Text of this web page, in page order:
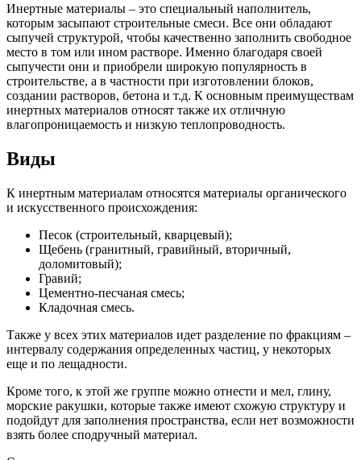
Инертные материалы – это специальный наполнитель,
которым засыпают строительные смеси. Все они обладают
сыпучей структурой, чтобы качественно заполнить свободное
место в том или ином растворе. Именно благодаря своей
сыпучести они и приобрели широкую популярность в
строительстве, а в частности при изготовлении блоков,
создании растворов, бетона и т.д. К основным преимуществам
инертных материалов относят также их отличную
влагопроницаемость и низкую теплопроводность.
Виды
К инертным материалам относятся материалы органического
и искусственного происхождения:
Песок (строительный, кварцевый);
Щебень (гранитный, гравийный, вторичный,
доломитовый);
Гравий;
Цементно-песчаная смесь;
Кладочная смесь.
Также у всех этих материалов идет разделение по фракциям –
интервалу содержания определенных частиц, у некоторых
еще и по лещадности.
Кроме того, к этой же группе можно отнести и мел, глину,
морские ракушки, которые также имеют схожую структуру и
подойдут для заполнения пространства, если нет возможности
взять более сподручный материал.